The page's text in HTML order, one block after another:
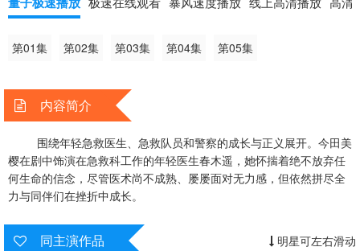
第01集 第02集 第03集 第04集 第05集
内容简介
围绕年轻急救医生、急救队员和警察的成长与正义展开。今田美
樱在剧中饰演在急救科工作的年轻医生春木遥，她怀揣着绝不放弃任
何生命的信念，尽管医术尚不成熟、屡屡面对无力感，但依然拼尽全
力与同伴们在挫折中成长。
同主演作品 明星可左右滑动